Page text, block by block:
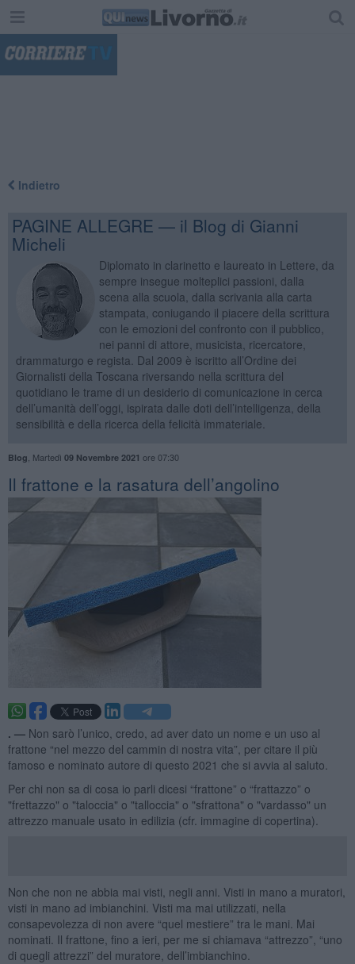
Indietro
PAGINE ALLEGRE — il Blog di Gianni
Micheli
Diplomato in clarinetto e laureato in Lettere, da
sempre insegue molteplici passioni, dalla
scena alla scuola, dalla scrivania alla carta
stampata, coniugando il piacere della scrittura
con le emozioni del confronto con il pubblico,
nei panni di attore, musicista, ricercatore,
drammaturgo e regista. Dal 2009 è iscritto all’Ordine dei
Giornalisti della Toscana riversando nella scrittura del
quotidiano le trame di un desiderio di comunicazione in cerca
dell’umanità dell’oggi, ispirata dalle doti dell’intelligenza, della
sensibilità e della ricerca della felicità immateriale.
Blog Martedì 09 Novembre 2021 ore 07:30
​Il frattone e la rasatura dell’angolino
. — Non sarò l’unico, credo, ad aver dato un nome e un uso al
frattone “nel mezzo del cammin di nostra vita”, per citare il più
famoso e nominato autore di questo 2021 che si avvia al saluto.
Per chi non sa di cosa io parli dicesi “frattone” o “frattazzo” o
"frettazzo" o "taloccia" o "talloccia" o "sfrattona" o "vardasso" un
attrezzo manuale usato in edilizia (cfr. immagine di copertina).
Non che non ne abbia mai visti, negli anni. Visti in mano a muratori,
visti in mano ad imbianchini. Visti ma mai utilizzati, nella
consapevolezza di non avere “quel mestiere” tra le mani. Mai
nominati. Il frattone, fino a ieri, per me si chiamava “attrezzo”, “uno
di quegli attrezzi” del muratore, dell’imbianchino.